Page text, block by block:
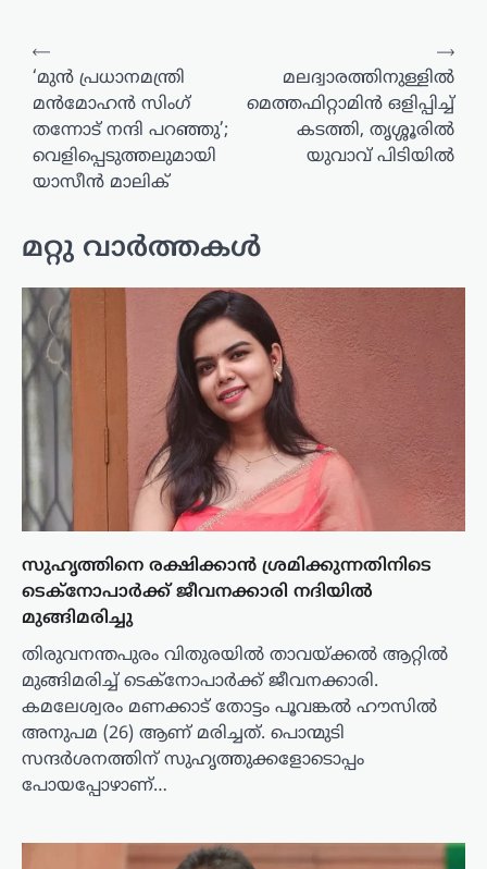
പോസ്റ്റുകളിലൂടെ
⟵
‘മുൻ പ്രധാനമന്ത്രി
മൻമോഹൻ സിംഗ്
തന്നോട് നന്ദി പറഞ്ഞു’;
വെളിപ്പെടുത്തലുമായി
യാസീൻ മാലിക്
മലദ്വാരത്തിനുള്ളിൽ
മെത്തഫിറ്റാമിൻ ഒളിപ്പിച്ച്
കടത്തി, തൃശ്ശൂരിൽ
യുവാവ് പിടിയിൽ
⟶
മറ്റു വാർത്തകൾ
സുഹൃത്തിനെ രക്ഷിക്കാൻ ശ്രമിക്കുന്നതിനിടെ
ടെക്നോപാർക്ക് ജീവനക്കാരി നദിയിൽ
മുങ്ങിമരിച്ചു
തിരുവനന്തപുരം വിതുരയിൽ താവയ്ക്കൽ ആറ്റിൽ
മുങ്ങിമരിച്ച് ടെക്നോപാർക്ക് ജീവനക്കാരി.
കമലേശ്വരം മണക്കാട് തോട്ടം പൂവങ്കൽ ഹൗസിൽ
അനുപമ (26) ആണ് മരിച്ചത്. പൊന്മുടി
സന്ദർശനത്തിന് സുഹൃത്തുക്കളോടൊപ്പം
പോയപ്പോഴാണ്…